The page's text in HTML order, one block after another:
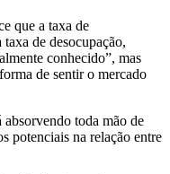
que a taxa de
de desocupação,
conhecido”, mas
de sentir o mercado
absorvendo toda mão de
potenciais na relação entre